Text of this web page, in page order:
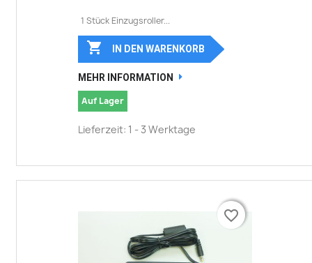
1 Stück Einzugsroller...
 IN DEN WARENKORB
MEHR INFORMATION
Auf Lager
Lieferzeit: 1 - 3 Werktage
favorite_border
favorite_border